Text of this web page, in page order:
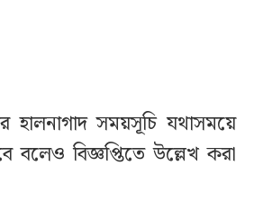
হালনাগাদ সময়সূচি যথাসময়ে
বলেও বিজ্ঞপ্তিতে উল্লেখ করা